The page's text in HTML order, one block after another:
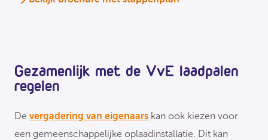
Gezamenlijk met de VvE laadpalen
regelen
De vergadering van eigenaars kan ook kiezen voor
een gemeenschappelijke oplaadinstallatie. Dit kan